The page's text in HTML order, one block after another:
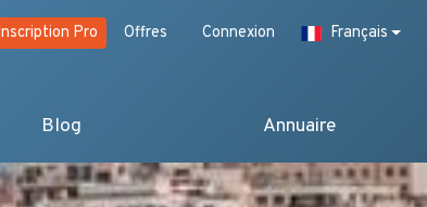
Pro Offres Connexion Français
Blog Annuaire